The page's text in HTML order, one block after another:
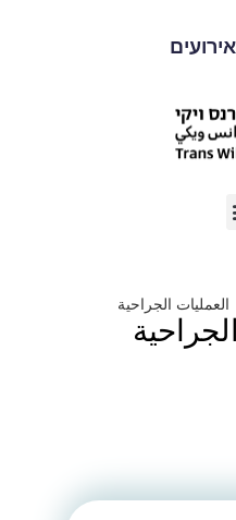
אירועים
العمليات الجراحية